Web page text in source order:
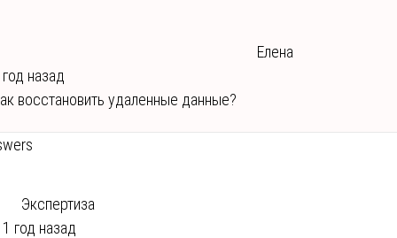
Елена
назад
восстановить удаленные данные?
Экспертиза
1 год назад